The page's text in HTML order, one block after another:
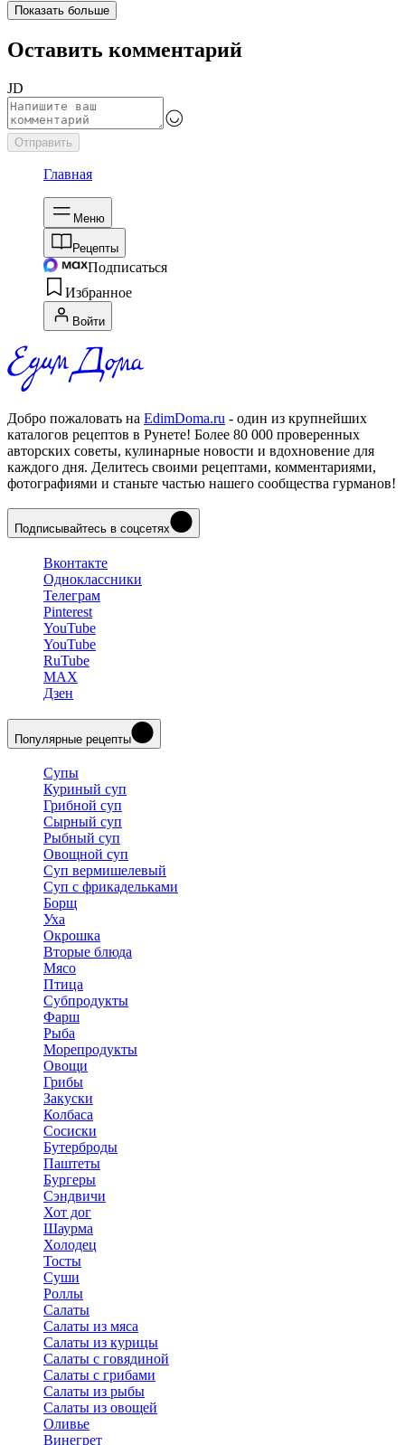
Показать больше
Оставить комментарий
JD
Отправить
Главная
Меню
Рецепты
Подписаться
Избранное
Войти
Добро пожаловать на EdimDoma.ru - один из крупнейших
каталогов рецептов в Рунете! Более 80 000 проверенных
авторских советы, кулинарные новости и вдохновение для
каждого дня. Делитесь своими рецептами, комментариями,
фотографиями и станьте частью нашего сообщества гурманов!
Подписывайтесь в соцсетях
Вконтакте
Одноклассники
Телеграм
Pinterest
YouTube
YouTube
RuTube
MAX
Дзен
Популярные рецепты
Супы
Куриный суп
Грибной суп
Сырный суп
Рыбный суп
Овощной суп
Суп вермишелевый
Суп с фрикадельками
Борщ
Уха
Окрошка
Вторые блюда
Мясо
Птица
Субпродукты
Фарш
Рыба
Морепродукты
Овощи
Грибы
Закуски
Колбаса
Сосиски
Бутерброды
Паштеты
Бургеры
Сэндвичи
Хот дог
Шаурма
Холодец
Тосты
Суши
Роллы
Салаты
Салаты из мяса
Салаты из курицы
Салаты с говядиной
Салаты с грибами
Салаты из рыбы
Салаты из овощей
Оливье
Винегрет